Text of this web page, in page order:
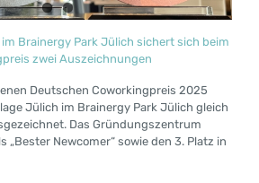
Brainergy Park Jülich sichert sich beim
zwei Auszeichnungen
Deutschen Coworkingpreis 2025
Jülich im Brainergy Park Jülich gleich
Das Gründungszentrum
„Bester Newcomer“ sowie den 3. Platz in